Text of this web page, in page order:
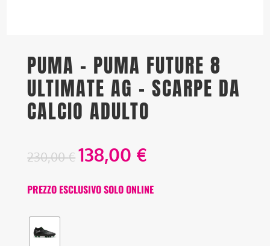
PUMA – PUMA FUTURE 8
ULTIMATE AG – SCARPE DA
CALCIO ADULTO
230,00€ 138,00 €
PREZZO ESCLUSIVO SOLO ONLINE